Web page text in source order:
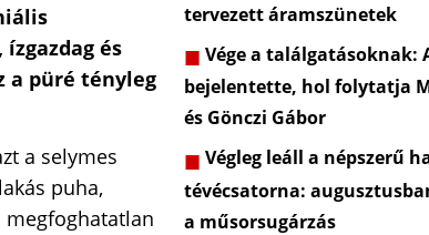
és
püré tényleg
a selymes
puha,
megfoghatatlan
tervezett áramszünetek
Vége a találgatásoknak:
bejelentette, hol folytatja
és Gönczi Gábor
Végleg leáll a népszerű
tévécsatorna:
a műsorsugárzás